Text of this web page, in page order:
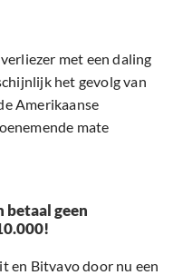
met een daling
het gevolg van
Amerikaanse
mate
betaal geen
en Bitvavo door nu een